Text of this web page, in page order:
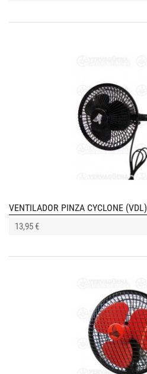
VENTILADOR PINZA CYCLONE (VDL)
13,95 €